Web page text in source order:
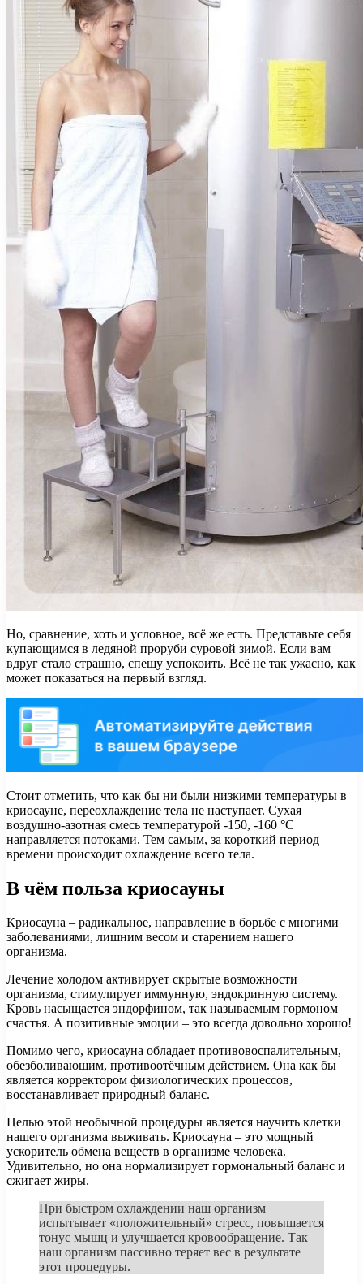
Но, сравнение, хоть и условное, всё же есть. Представьте себя
купающимся в ледяной проруби суровой зимой. Если вам
вдруг стало страшно, спешу успокоить. Всё не так ужасно, как
может показаться на первый взгляд.
Стоит отметить, что как бы ни были низкими температуры в
криосауне, переохлаждение тела не наступает. Сухая
воздушно-азотная смесь температурой -150, -160 °C
направляется потоками. Тем самым, за короткий период
времени происходит охлаждение всего тела.
В чём польза криосауны
Криосауна – радикальное, направление в борьбе с многими
заболеваниями, лишним весом и старением нашего
организма.
Лечение холодом активирует скрытые возможности
организма, стимулирует иммунную, эндокринную систему.
Кровь насыщается эндорфином, так называемым гормоном
счастья. А позитивные эмоции – это всегда довольно хорошо!
Помимо чего, криосауна обладает противовоспалительным,
обезболивающим, противоотёчным действием. Она как бы
является корректором физиологических процессов,
восстанавливает природный баланс.
Целью этой необычной процедуры является научить клетки
нашего организма выживать. Криосауна – это мощный
ускоритель обмена веществ в организме человека.
Удивительно, но она нормализирует гормональный баланс и
сжигает жиры.
При быстром охлаждении наш организм
испытывает «положительный» стресс, повышается
тонус мышц и улучшается кровообращение. Так
наш организм пассивно теряет вес в результате
этот процедуры.